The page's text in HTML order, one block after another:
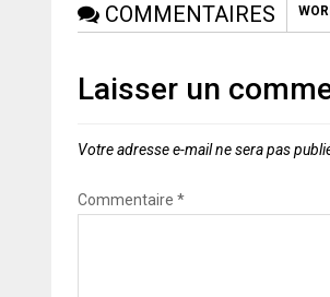
COMMENTAIRES
Laisser un
Votre adresse e-mail ne sera pas
Commentaire*